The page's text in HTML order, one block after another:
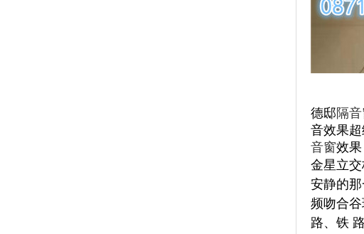
德邸 隔
音效果
音窗效
金星立
安静的那
频吻合
路、铁